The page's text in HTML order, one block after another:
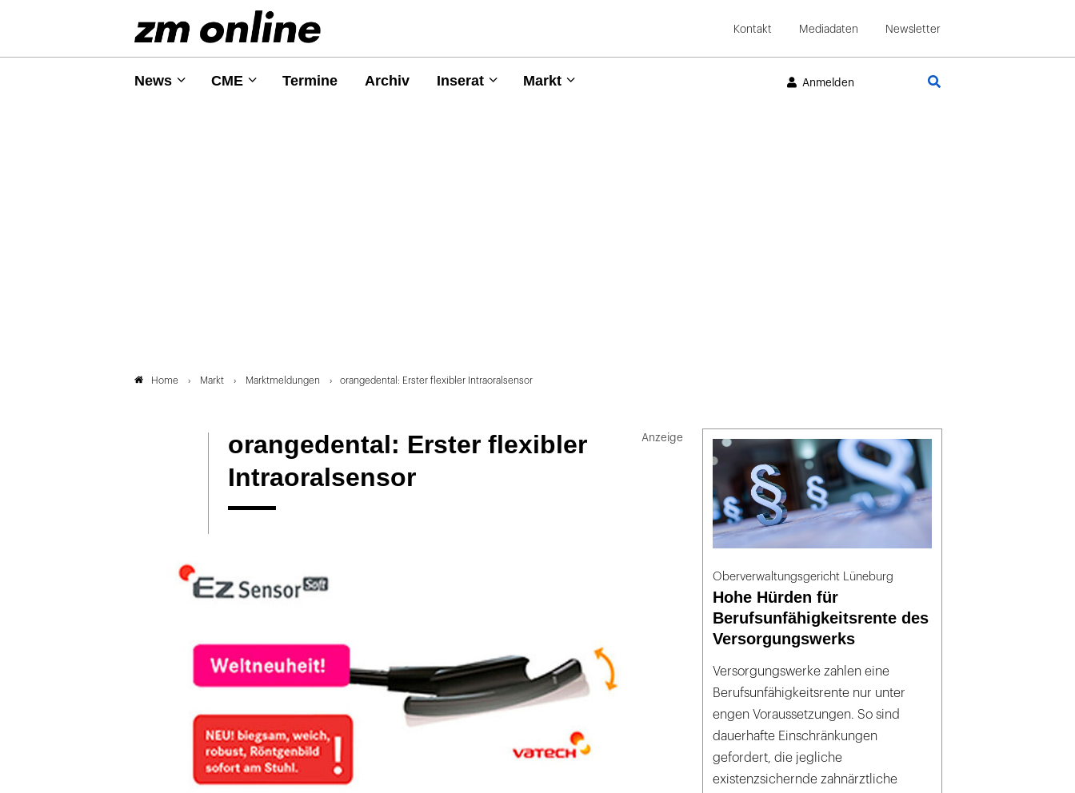
Kontakt Mediadaten Newsletter
News CME Termine Archiv Inserat Markt Anmelden
Home Markt Marktmeldungen orangedental: Erster flexibler Intraoralsensor
orangedental: Erster flexibler
Intraoralsensor
Oberverwaltungsgericht Lüneburg
Hohe Hürden für
Berufsunfähigkeitsrente des
Versorgungswerks
Versorgungswerke zahlen eine
Berufsunfähigkeitsrente nur unter
engen Voraussetzungen. So sind
dauerhafte Einschränkungen
gefordert, die jegliche
existenzsichernde zahnärztliche